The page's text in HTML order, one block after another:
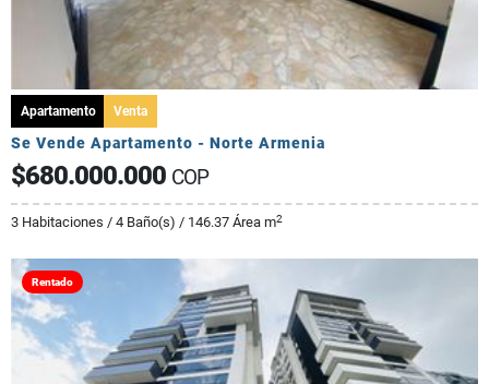
Apartamento Venta
Se Vende Apartamento - Norte Armenia
$680.000.000 COP
3 Habitaciones / 4 Baño(s) / 146.37 Área m2
Rentado